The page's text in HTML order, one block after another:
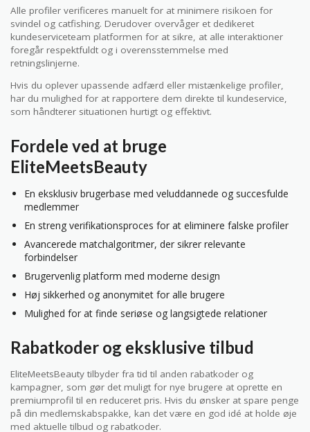
Alle profiler verificeres manuelt for at minimere risikoen for
svindel og catfishing. Derudover overvåger et dedikeret
kundeserviceteam platformen for at sikre, at alle interaktioner
foregår respektfuldt og i overensstemmelse med
retningslinjerne.
Hvis du oplever upassende adfærd eller mistænkelige profiler,
har du mulighed for at rapportere dem direkte til kundeservice,
som håndterer situationen hurtigt og effektivt.
Fordele ved at bruge
EliteMeetsBeauty
En eksklusiv brugerbase med veluddannede og succesfulde
medlemmer
En streng verifikationsproces for at eliminere falske profiler
Avancerede matchalgoritmer, der sikrer relevante
forbindelser
Brugervenlig platform med moderne design
Høj sikkerhed og anonymitet for alle brugere
Mulighed for at finde seriøse og langsigtede relationer
Rabatkoder og eksklusive tilbud
EliteMeetsBeauty tilbyder fra tid til anden rabatkoder og
kampagner, som gør det muligt for nye brugere at oprette en
premiumprofil til en reduceret pris. Hvis du ønsker at spare penge
på din medlemskabspakke, kan det være en god idé at holde øje
med aktuelle tilbud og rabatkoder.